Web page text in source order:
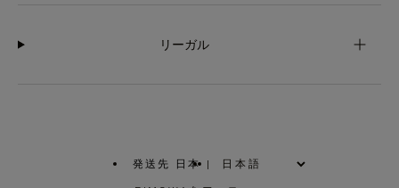
リーガル
発送先 日本 |